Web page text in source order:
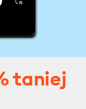
taniej